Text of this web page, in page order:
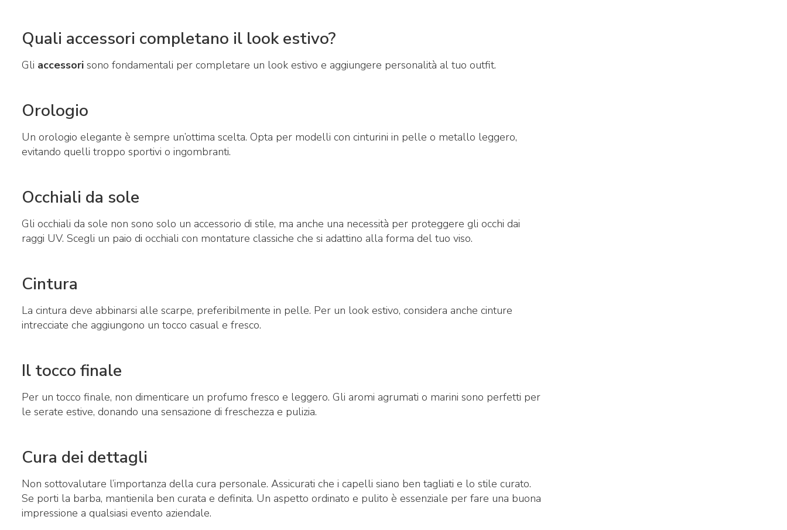
Quali accessori completano il look estivo?
Gli accessori sono fondamentali per completare un look estivo e aggiungere personalità al tuo outfit.
Orologio
Un orologio elegante è sempre un’ottima scelta. Opta per modelli con cinturini in pelle o metallo leggero,
evitando quelli troppo sportivi o ingombranti.
Occhiali da sole
Gli occhiali da sole non sono solo un accessorio di stile, ma anche una necessità per proteggere gli occhi dai
raggi UV. Scegli un paio di occhiali con montature classiche che si adattino alla forma del tuo viso.
Cintura
La cintura deve abbinarsi alle scarpe, preferibilmente in pelle. Per un look estivo, considera anche cinture
intrecciate che aggiungono un tocco casual e fresco.
Il tocco finale
Per un tocco finale, non dimenticare un profumo fresco e leggero. Gli aromi agrumati o marini sono perfetti per
le serate estive, donando una sensazione di freschezza e pulizia.
Cura dei dettagli
Non sottovalutare l’importanza della cura personale. Assicurati che i capelli siano ben tagliati e lo stile curato.
Se porti la barba, mantienila ben curata e definita. Un aspetto ordinato e pulito è essenziale per fare una buona
impressione a qualsiasi evento aziendale.